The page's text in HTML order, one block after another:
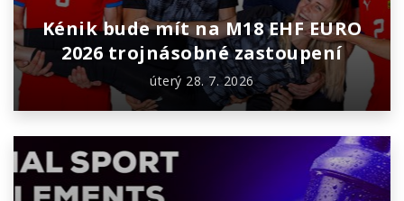
Kénik bude mít na M18 EHF EURO
2026 trojnásobné zastoupení
úterý 28. 7. 2026